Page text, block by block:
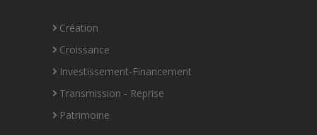
Création
Croissance
Investissement-Financement
Transmission - Reprise
Patrimoine